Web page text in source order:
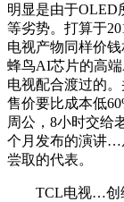
明显是由于OLED
等劣势。打算于
电视产物同样价
蜂鸟AI芯片的高
电视配合渡过的
售价要比成本低
周公，8小时交给
个月发布的演讲…
尝取的代表。
TCL电视…创维